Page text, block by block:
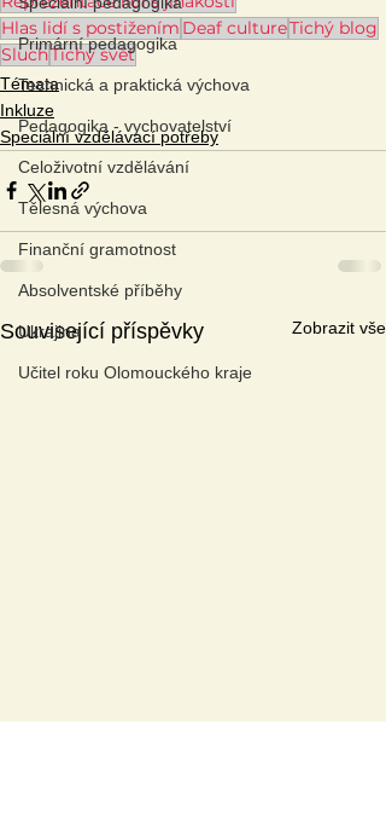
Primární pedagogika
Technická a praktická výchova
Pedagogika - vychovatelství
Celoživotní vzdělávání
Tělesná výchova
Finanční gramotnost
Absolventské příběhy
Ukrajina
Učitel roku Olomouckého kraje
Hlas lidí s postižením Deaf cultureTichý blog
SluchTichý svět
Témata
Inkluze
Speciální vzdělávací potřeby
Související příspěvky Zobrazit vše